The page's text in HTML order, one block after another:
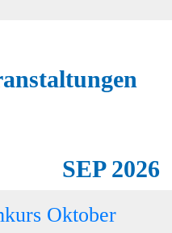
SEP2026
Oktober